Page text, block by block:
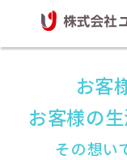
お客
お客様の
その想い